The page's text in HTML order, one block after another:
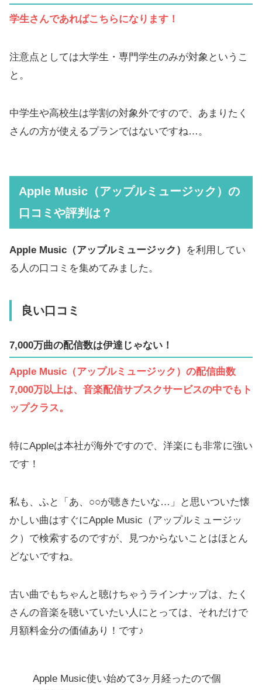
学生さんであればこちらになります！
注意点としては大学生・専門学生のみが対象というこ
と。
中学生や高校生は学割の対象外ですので、あまりたく
さんの方が使えるプランではないですね…。
Apple Music（アップルミュージック）の
口コミや評判は？
Apple Music（アップルミュージック）
を利用してい
る人の口コミを集めてみました。
良い口コミ
7,000万曲の配信数は伊達じゃない！
Apple Music（アップルミュージック）の配信曲数
7,000万以上は、音楽配信サブスクサービスの中でもト
ップクラス。
特にAppleは本社が海外ですので、洋楽にも非常に強い
です！
私も、ふと「あ、○○が聴きたいな…」と思いついた懐
かしい曲はすぐにApple Music（アップルミュージッ
ク）で検索するのですが、見つからないことはほとん
どないですね。
古い曲でもちゃんと聴けちゃうラインナップは、たく
さんの音楽を聴いていたい人にとっては、それだけで
月額料金分の価値あり！です♪
Apple Music使い始めて3ヶ月経ったので個